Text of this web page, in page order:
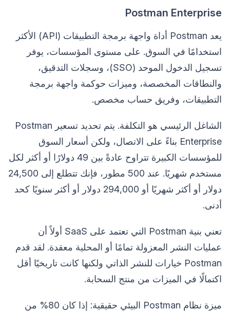
Postman Enterprise
يعد Postman أداة واجهة برمجة التطبيقات (API) الأكثر
استخدامًا في السوق. على مستوى المؤسسات، يوفر
تسجيل الدخول الموحد (SSO)، وسجلات التدقيق،
والنطاقات المخصصة، وميزات حوكمة واجهة برمجة
التطبيقات، وفريق حساب مخصص.
الشاغل الرئيسي هو التكلفة. يتم تحديد تسعير Postman
Enterprise بناءً على الاتصال، ولكن أسعار السوق
للمؤسسات الكبيرة تتراوح عادةً بين 49 دولارًا أو أكثر لكل
مستخدم شهريًا. عند 500 مطور، فإنك تتطلع إلى 24,500
دولار أو أكثر شهريًا أو 294,000 دولار أو أكثر سنويًا كحد
أدنى.
تعني بنية Postman التي تعتمد على SaaS أولاً أن
عمليات النشر المعزولة تمامًا أو المحلية معقدة. لقد قدم
Postman خيارات للنشر الذاتي ولكنها كانت تاريخيًا أقل
اكتمالًا في الميزات من منتج السحابة.
ميزة نظام Postman البيئي حقيقية: إذا كان 80% من